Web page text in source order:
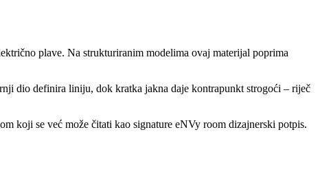
plave. Na strukturiranim modelima ovaj materijal poprima
dio definira liniju, dok kratka jakna daje kontrapunkt strogoći – riječ
koji se već može čitati kao signature eNVy room dizajnerski potpis.